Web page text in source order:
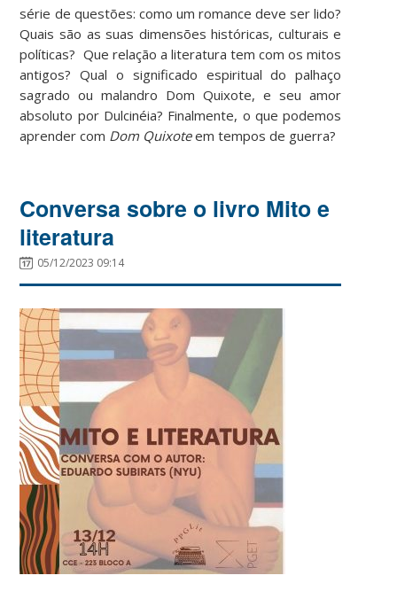
série de questões: como um romance deve ser lido?
Quais são as suas dimensões históricas, culturais e
políticas? Que relação a literatura tem com os mitos
antigos? Qual o significado espiritual do palhaço
sagrado ou malandro Dom Quixote, e seu amor
absoluto por Dulcinéia? Finalmente, o que podemos
aprender com Dom Quixoteem tempos de guerra?
Conversa sobre o livro Mito e
literatura
05/12/2023 09:14